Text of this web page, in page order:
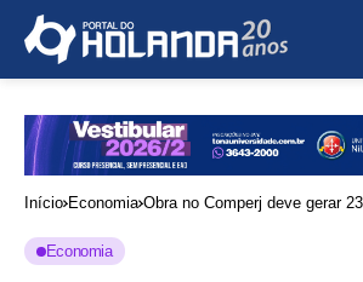
Início Economia Obra no Comperj deve gerar
Economia